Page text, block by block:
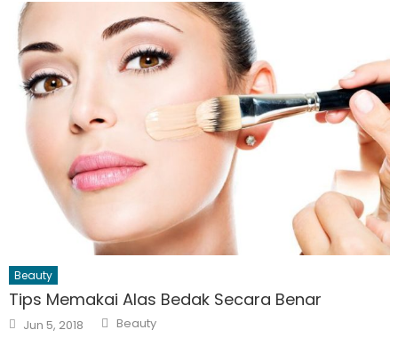
Beauty
Tips Memakai Alas Bedak Secara Benar
Posted
on
Jun 5, 2018 Author
Beauty